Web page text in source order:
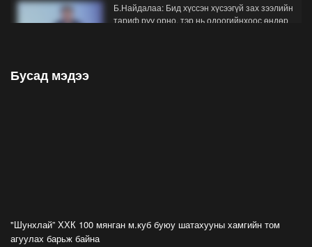
Б.Найдалаа: Бид хүссэн хүсээгүй зах зээлийн
тариф руу орно, тэр нь одоогийнхоос өндөр
2026-07-21
Бусад мэдээ
"Шунхлай” ХХК 100 мянган м.куб буюу шатахууны хамгийн том
агуулах барьж байна